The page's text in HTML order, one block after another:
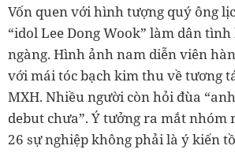
Vốn quen với hình tượng quý ông
“idol Lee Dong Wook” làm dân
ngàng. Hình ảnh nam diễn viên
với mái tóc bạch kim thu về tương
MXH. Nhiều người còn hỏi đùa
debut chưa”. Ý tưởng ra mắt
26 sự nghiệp không phải là ý kiến